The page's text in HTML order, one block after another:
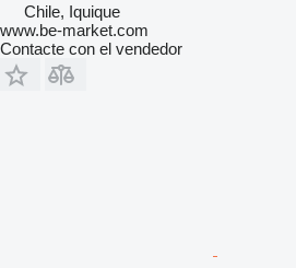
Chile, Iquique
www.be-market.com
Contacte con el vendedor